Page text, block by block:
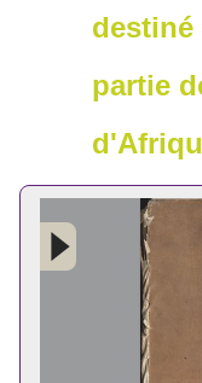
destiné
partie